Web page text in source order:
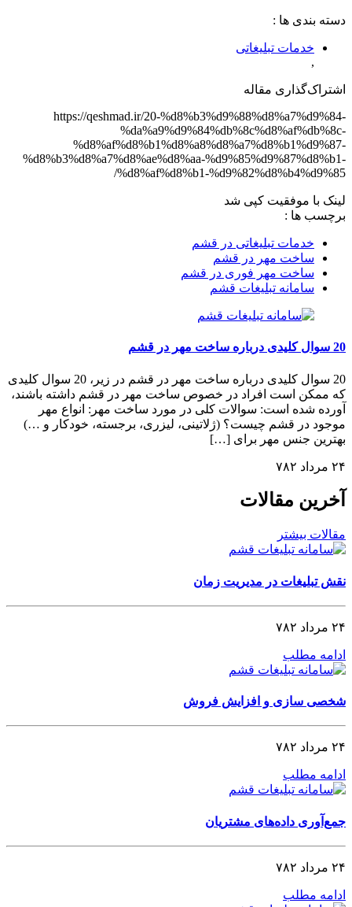
دسته‌ بندی‌ ها :
خدمات تبلیغاتی
,
اشتراک‌گذاری مقاله
https://qeshmad.ir/20-%d8%b3%d9%88%d8%a7%d9%84-
%da%a9%d9%84%db%8c%d8%af%db%8c-
%d8%af%d8%b1%d8%a8%d8%a7%d8%b1%d9%87-
%d8%b3%d8%a7%d8%ae%d8%aa-%d9%85%d9%87%d8%b1-
%d8%af%d8%b1-%d9%82%d8%b4%d9%85/
لینک با موفقیت کپی شد
برچسب‌ ها :
خدمات تبلیغاتی در قشم
ساخت مهر در قشم
ساخت مهر فوری در قشم
سامانه تبلیغات قشم
20 سوال کلیدی درباره ساخت مهر در قشم
20 سوال کلیدی درباره ساخت مهر در قشم در زیر، 20 سوال کلیدی
که ممکن است افراد در خصوص ساخت مهر در قشم داشته باشند،
آورده شده است: سوالات کلی در مورد ساخت مهر: انواع مهر
موجود در قشم چیست؟ (ژلاتینی، لیزری، برجسته، خودکار و …)
بهترین جنس مهر برای […]
۲۴ مرداد ۷۸۲
آخرین مقالات
مقالات بیشتر
نقش تبلیغات در مدیریت زمان
۲۴ مرداد ۷۸۲
ادامه مطلب
شخصی‌ سازی و افزایش فروش
۲۴ مرداد ۷۸۲
ادامه مطلب
جمع‌آوری داده‌های مشتریان
۲۴ مرداد ۷۸۲
ادامه مطلب